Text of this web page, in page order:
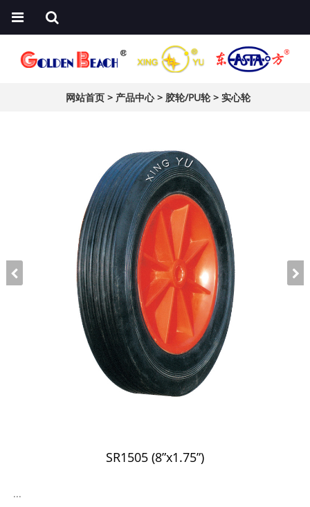
网站首页 > 产品中心> 胶轮/PU轮>实心轮
SR1505 (8”x1.75”)
...